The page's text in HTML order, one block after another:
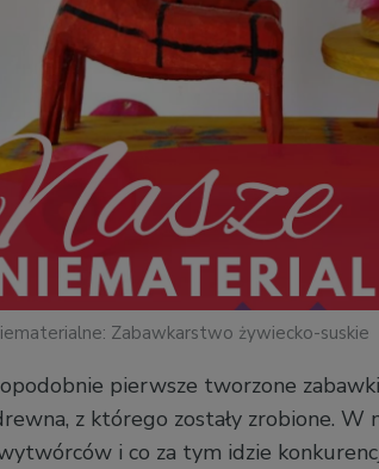
Zabawkarstwo żywiecko-suskie
pierwsze tworzone
z którego zostały zrobione. W
i co za tym idzie